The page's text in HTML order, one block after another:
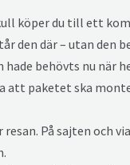
köper du till ett
den där – utan den
behövts nu när
att paketet ska
På sajten och